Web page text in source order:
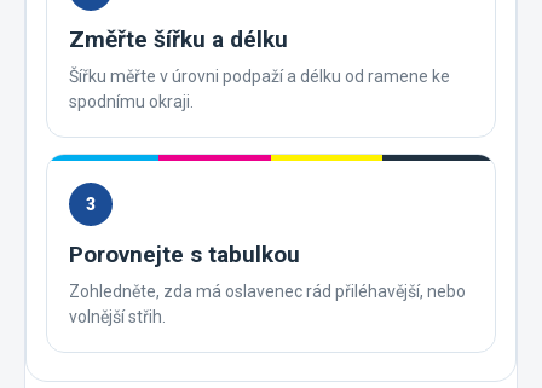
Změřte šířku a délku
Šířku měřte v úrovni podpaží a délku od ramene ke
spodnímu okraji.
3
Porovnejte s tabulkou
Zohledněte, zda má oslavenec rád přiléhavější, nebo
volnější střih.